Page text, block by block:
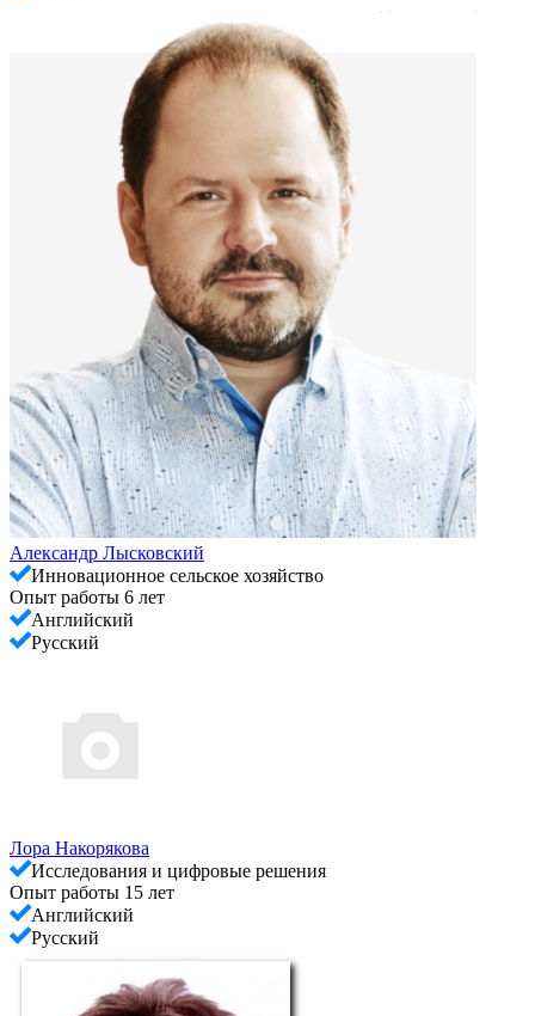
Александр Лысковский
Инновационное сельское хозяйство
Опыт работы 6 лет
Английский
Русский
Лора Накорякова
Исследования и цифровые решения
Опыт работы 15 лет
Английский
Русский